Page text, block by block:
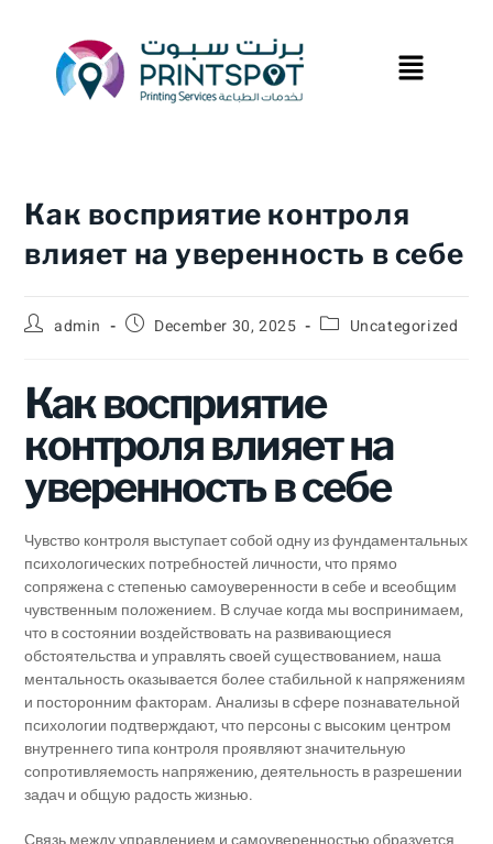
Как восприятие контроля
влияет на уверенность в себе
admin December 30, 2025 Uncategorized
Как восприятие
контроля влияет на
уверенность в себе
Чувство контроля выступает собой одну из фундаментальных
психологических потребностей личности, что прямо
сопряжена с степенью самоуверенности в себе и всеобщим
чувственным положением. В случае когда мы воспринимаем,
что в состоянии воздействовать на развивающиеся
обстоятельства и управлять своей существованием, наша
ментальность оказывается более стабильной к напряжениям
и посторонним факторам. Анализы в сфере познавательной
психологии подтверждают, что персоны с высоким центром
внутреннего типа контроля проявляют значительную
сопротивляемость напряжению, деятельность в разрешении
задач и общую радость жизнью.